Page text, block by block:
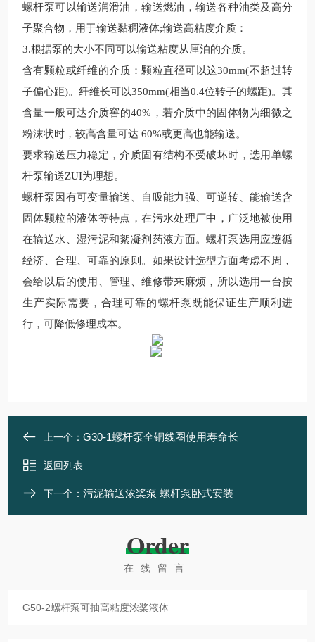
螺杆泵可以输送润滑油，输送燃油，输送各种油类及高分
子聚合物，用于输送黏稠液体;输送高粘度介质：
3.根据泵的大小不同可以输送粘度从厘泊的介质。
含有颗粒或纤维的介质：颗粒直径可以这30mm(不超过转
子偏心距)。纤维长可以350mm(相当0.4位转子的螺距)。其
含量一般可达介质窖的40%，若介质中的固体物为细微之
粉沫状时， 较高含量可达 60%或更高也能输送。
要求输送压力稳定，介质固有结构不受破坏时，选用单螺
杆泵输送ZUI为理想。
螺杆泵因有可变量输送、自吸能力强、可逆转、能输送含
固体颗粒的液体等特点，在污水处理厂中，广泛地被使用
在输送水、湿污泥和絮凝剂药液方面。螺杆泵选用应遵循
经济、合理、可靠的原则。如果设计选型方面考虑不周，
会给以后的使用、管理、维修带来麻烦，所以选用一台按
生产实际需要，合理可靠的螺杆泵既能保证生产顺利进
行，可降低修理成本。
上一个： G30-1螺杆泵全铜线圈使用寿命长
返回列表
下一个： 污泥输送浓桨泵 螺杆泵卧式安装
Order
在线留言